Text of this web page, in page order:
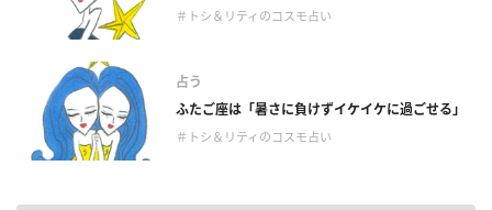
＃トシ＆リティのコスモ占い
占う
ふたご座は「暑さに負けずイケイケに過ごせる」
＃トシ＆リティのコスモ占い